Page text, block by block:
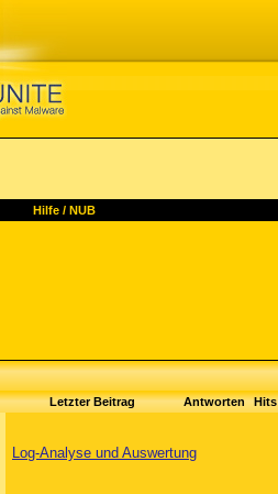
Hilfe/ NUB
Letzter Beitrag Antworten Hits
Log-Analyse und Auswertung